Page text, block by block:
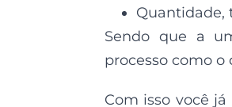
Quantidade,
Sendo que a
processo como o
Com isso você